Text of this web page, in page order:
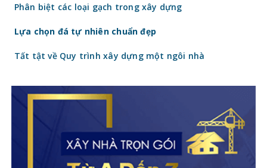
Phân biệt các loại gạch trong xây dựng
Lựa chọn đá tự nhiên chuẩn đẹp
Tất tật về Quy trình xây dựng một ngôi nhà